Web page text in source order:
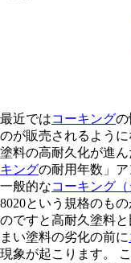
最近ではコーキングの
のが販売されるように
塗料の高耐久化が進
キングの耐用年数」ア
一般的なコーキング（
8020という規格のも
のですと高耐久塗料
まい塗料の劣化の前に
現象が起こります。